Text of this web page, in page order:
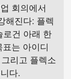
회의에서
해진다: 플렉
로건 아래 한
는 아이디
리고 플렉소
다.